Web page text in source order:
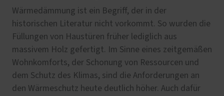
Wärmedämmung ist ein Begriff, der in der
historischen Literatur nicht vorkommt. So wurden die
Füllungen von Haustüren früher lediglich aus
massivem Holz gefertigt. Im Sinne eines zeitgemäßen
Wohnkomforts, der Schonung von Ressourcen und
dem Schutz des Klimas, sind die Anforderungen an
den Wärmeschutz heute deutlich höher. Auch dafür